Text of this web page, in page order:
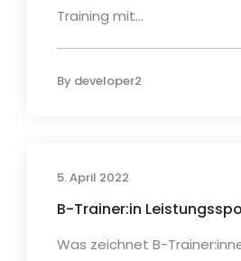
Training mit...
By developer2
5. April 2022
B-Trainer:in
Was zeichnet B-